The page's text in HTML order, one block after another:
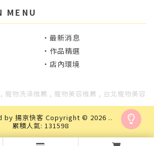
最新消息
作品精選
店內環境
寵物洗澡推薦 寵物美容推薦 台北寵物美容
by 揚京快客 Copyright © 2026 ..
累積人氣: 131598